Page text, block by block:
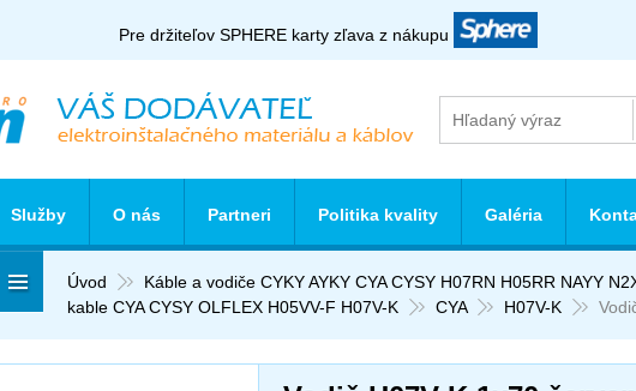
Pre držiteľov SPHERE karty zľava z nákupu
Úvod Káble a vodiče CYKY AYKY CYA CYSY H07RN H05RR NAYY
kable CYA CYSY OLFLEX H05VV-F H07V-K
CYA H07V-K
Služby O nás Partneri Politika kvality Galéria